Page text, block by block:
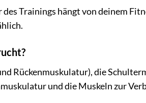
Trainings hängt von deinem
Rückenmuskulatur), die
und die Muskeln zur